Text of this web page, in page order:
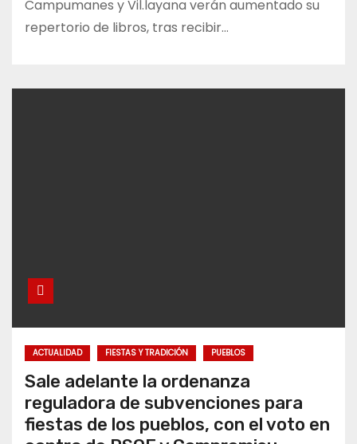
Campumanes y Vil.layana verán aumentado su
repertorio de libros, tras recibir…
ACTUALIDAD FIESTAS Y TRADICIÓN PUEBLOS
Sale adelante la ordenanza
reguladora de subvenciones para
fiestas de los pueblos, con el voto en